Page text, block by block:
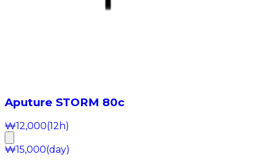
Aputure STORM 80c
₩12,000(12h)
₩15,000(day)